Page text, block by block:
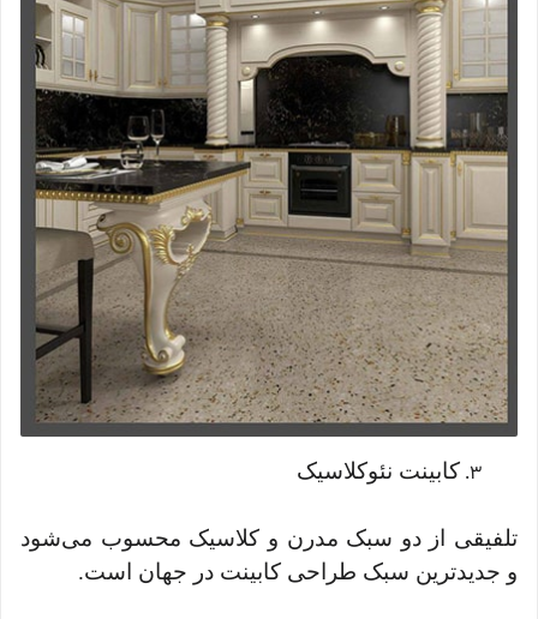
کابینت نئوکلاسیک
تلفیقی از دو سبک مدرن و کلاسیک محسوب می‌شود
و جدیدترین سبک طراحی کابینت در جهان است.